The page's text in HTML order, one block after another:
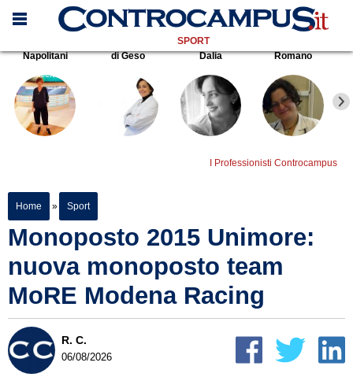
SPORT
Napolitani
di Geso Dalia Romano
I Professionisti Controcampus
Home » Sport
Monoposto 2015 Unimore:
nuova monoposto team
MoRE Modena Racing
R. C.
06/08/2026